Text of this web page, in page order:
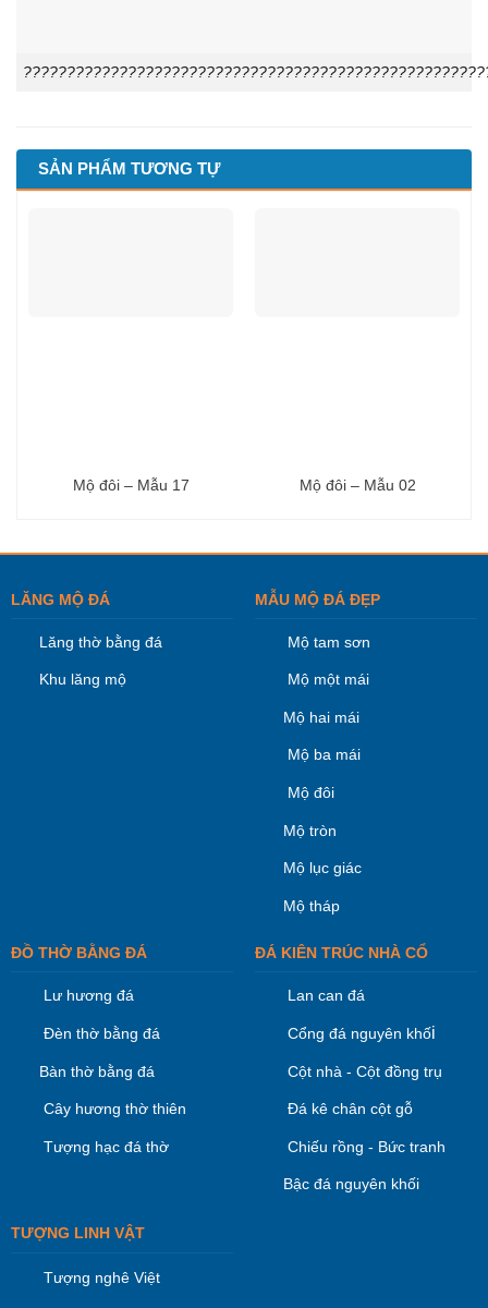
SẢN PHẨM TƯƠNG TỰ
Mộ đôi – Mẫu 17 Mộ đôi – Mẫu 02
LĂNG MỘ ĐÁ
Lăng thờ bằng đá
Khu lăng mộ
MẪU MỘ ĐÁ ĐẸP
Mộ tam sơn
Mộ một mái
Mộ hai mái
Mộ ba mái
Mộ đôi
Mộ tròn
Mộ lục giác
Mộ tháp
ĐỒ THỜ BẰNG ĐÁ
Lư hương đá
Đèn thờ bằng đá
Bàn thờ bằng đá
Cây hương thờ thiên
Tượng hạc đá thờ
ĐÁ KIÊN TRÚC NHÀ CỔ
Lan can đá
Cổng đá nguyên khối
Cột nhà - Cột đồng trụ
Đá kê chân cột gỗ
Chiếu rồng - Bức tranh
Bậc đá nguyên khối
TƯỢNG LINH VẬT
Tượng nghê Việt